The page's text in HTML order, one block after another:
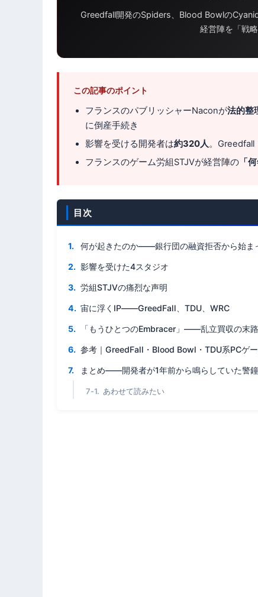
Greedfall開発のSpiders、Blood Bowlの
経営陣を「戦
この記事のポイント
フランスのパブリッシャーNaconが法的整
に倒産手続き
影響を受ける開発者は約320人。Greedfall
フランスのゲーム労組STJVが経営陣の 「
目次
何が起きたのか——銀行団の融資拒否から始ま
影響を受けた4スタジオ
労組STJVの痛烈な声明
宙に浮くIP——GreedFall、TDU、WRC
「もうひとつのEmbracer」——乱立買収の末路
参考｜GreedFall・Blood Bowl・TDU系PCゲ
まとめ——開発者が1年前から鳴らしていた警鐘
あわせて読みたい